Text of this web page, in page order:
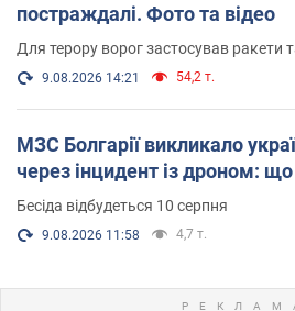
постраждалі. Фото та відео
Для терору ворог застосував ракети
9.08.2026 14:21 54,2 т.
МЗС Болгарії викликало
через інцидент із дроном:
Бесіда відбудеться 10 серпня
9.08.2026 11:58 4,7 т.